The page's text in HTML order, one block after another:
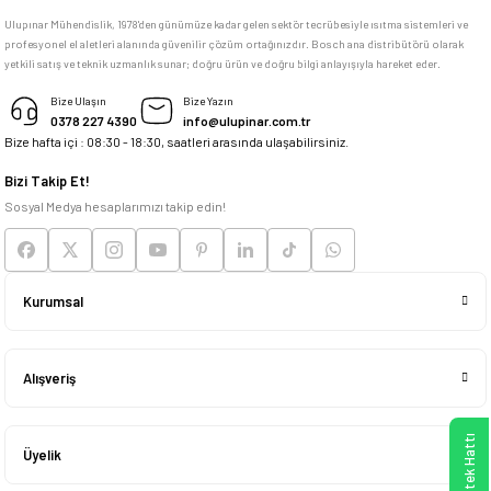
memnun kaldım
Deneyimini Paylaş
Ulupınar Mühendislik, 1978'den günümüze kadar gelen sektör tecrübesiyle ısıtma sistemleri ve
profesyonel el aletleri alanında güvenilir çözüm ortağınızdır. Bosch ana distribütörü olarak
yetkili satış ve teknik uzmanlık sunar; doğru ürün ve doğru bilgi anlayışıyla hareket eder.
Bize Ulaşın
0378 227 4390
Bize Yazın
info@ulupinar.com.tr
Bize hafta içi : 08:30 - 18:30, saatleri arasında ulaşabilirsiniz.
Bizi Takip Et!
Sosyal Medya hesaplarımızı takip edin!
Kurumsal
Alışveriş
Üyelik